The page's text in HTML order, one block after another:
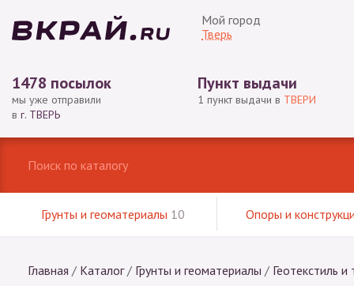
Мой город
Тверь
1478 посылок
мы уже отправили
в г. ТВЕРЬ
Пункт выдачи
1 пункт выдачи в ТВЕРИ
Грунты и геоматериалы 10 Опоры и
Главная / Каталог / Грунты и геоматериалы / Геотекстиль и